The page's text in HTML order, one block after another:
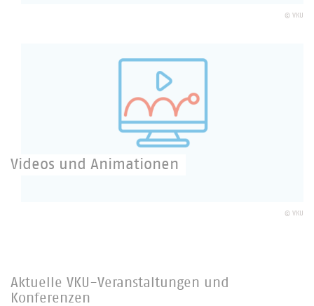
© VKU
Videos und Animationen
© VKU
Aktuelle VKU-Veranstaltungen und
Konferenzen